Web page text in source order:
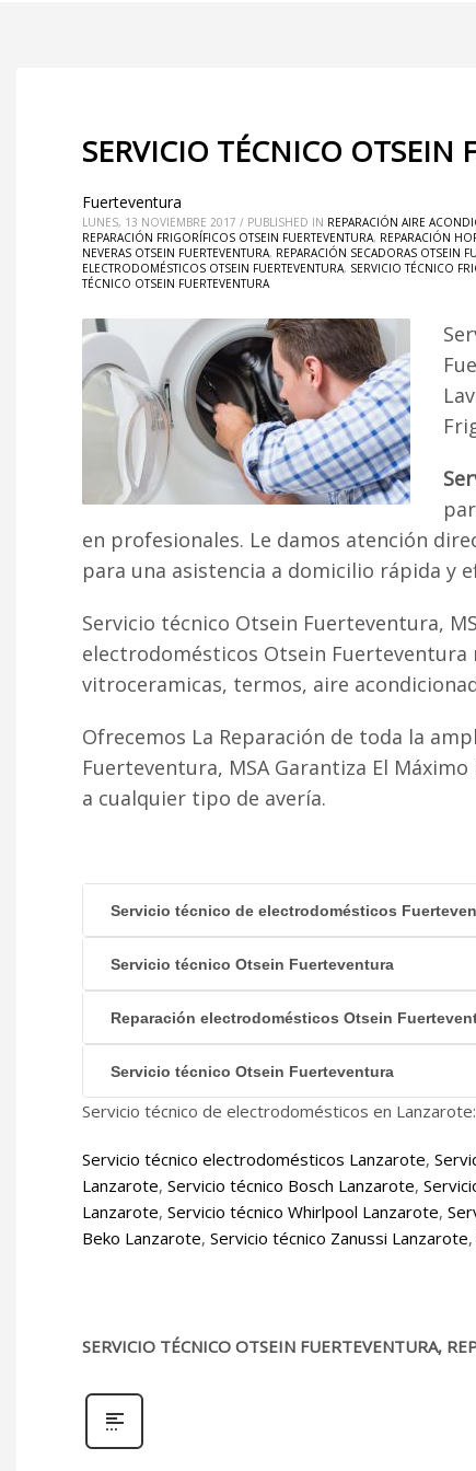
SERVICIO TÉCNICO OTSEIN
Fuerteventura
LUNES, 13 NOVIEMBRE 2017 / PUBLISHED IN REPARACIÓN AIRE
REPARACIÓN FRIGORÍFICOS OTSEIN FUERTEVENTURA, REPARACIÓN
NEVERAS OTSEIN FUERTEVENTURA, REPARACIÓN SECADORAS OTSEIN
ELECTRODOMÉSTICOS OTSEIN FUERTEVENTURA, SERVICIO TÉCNICO
TÉCNICO OTSEIN FUERTEVENTURA
en profesionales. Le damos atención
para una asistencia a domicilio rápida y
Servicio técnico Otsein Fuerteventura,
electrodomésticos Otsein Fuerteventura
vitroceramicas, termos, aire
Ofrecemos La Reparación de toda la
Fuerteventura, MSA Garantiza El
a cualquier tipo de avería.
Servicio técnico de electrodomésticos
Servicio técnico Otsein Fuerteventura
Reparación electrodomésticos Otsein
Servicio técnico Otsein Fuerteventura
Servicio técnico de electrodomésticos en Lanzarote:
Servicio técnico electrodomésticos Lanzarote,
Lanzarote, Servicio técnico Bosch Lanzarote,
Lanzarote, Servicio técnico Whirlpool Lanzarote,
Beko Lanzarote, Servicio técnico Zanussi Lanzarote,
SERVICIO TÉCNICO OTSEIN FUERTEVENTURA,